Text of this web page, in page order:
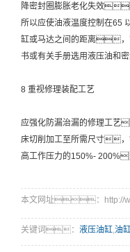
降密封圈膨胀老化失效
所以应使油液温度控制在65
缸或马达之间的距离，
书或有关手册选用液压油和
8 重视修理装配工艺
应强化防漏治漏的修理工艺
床切削加工至所需尺寸，
高工作压力的150%-
本文网址：http://
关键词： 液压油缸,油